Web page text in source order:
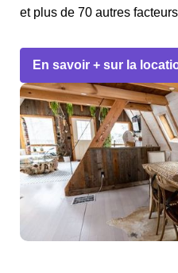
et plus de 70 autres
En savoir + sur la